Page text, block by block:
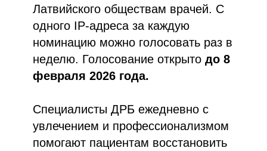
Латвийского обществам врачей. С
одного IP-адреса за каждую
номинацию можно голосовать раз в
неделю. Голосование открыто до 8
февраля 2026 года.
Специалисты ДРБ ежедневно с
увлечением и профессионализмом
помогают пациентам восстановить